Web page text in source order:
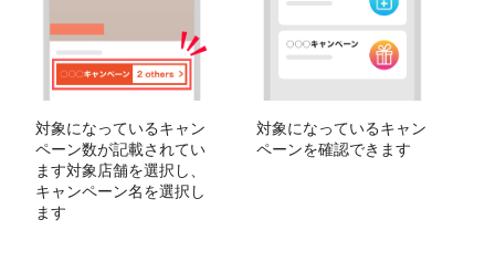
対象になっているキャン
ペーン数が記載されてい
ます対象店舗を選択し、
キャンペーン名を選択し
ます
対象になっているキャン
ペーンを確認できます